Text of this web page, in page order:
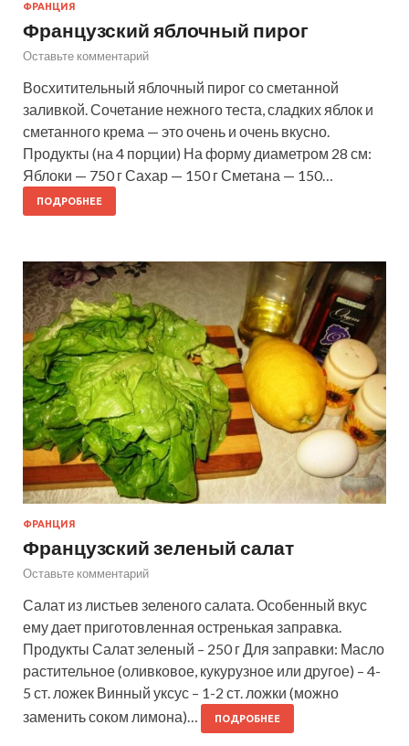
ФРАНЦИЯ
Французский яблочный пирог
Оставьте комментарий
Восхитительный яблочный пирог со сметанной
заливкой. Сочетание нежного теста, сладких яблок и
сметанного крема — это очень и очень вкусно.
Продукты (на 4 порции) На форму диаметром 28 см:
Яблоки — 750 г Сахар — 150 г Сметана — 150…
ПОДРОБНЕЕ
ФРАНЦИЯ
Французский зеленый салат
Оставьте комментарий
Салат из листьев зеленого салата. Особенный вкус
ему дает приготовленная остренькая заправка.
Продукты Салат зеленый – 250 г Для заправки: Масло
растительное (оливковое, кукурузное или другое) – 4-
5 ст. ложек Винный уксус – 1-2 ст. ложки (можно
заменить соком лимона)…
ПОДРОБНЕЕ